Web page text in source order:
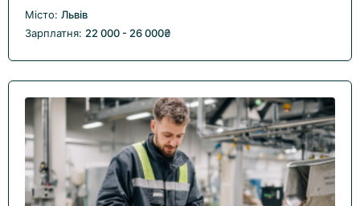
Місто: Львів
Зарплатня: 22 000 - 26 000₴